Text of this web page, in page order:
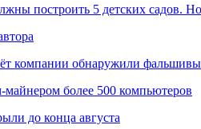
построить 5 детских садов.
компании обнаружили
майнером более 500 компьютеров
до конца августа